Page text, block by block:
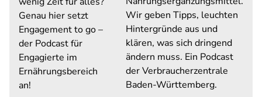
Genau hier setzt
Engagement to go –
der Podcast für
Engagierte im
Ernährungsbereich
an!
Wir geben Tipps, leuchten
Hintergründe aus und
klären, was sich dringend
ändern muss. Ein Podcast
der Verbraucherzentrale
Baden-Württemberg.